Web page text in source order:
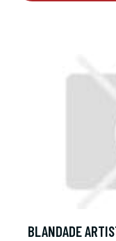
BLANDADE